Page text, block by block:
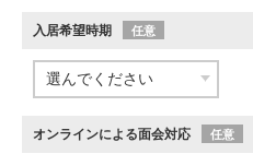
入居希望時期 任意
オンラインによる面会対応 任意